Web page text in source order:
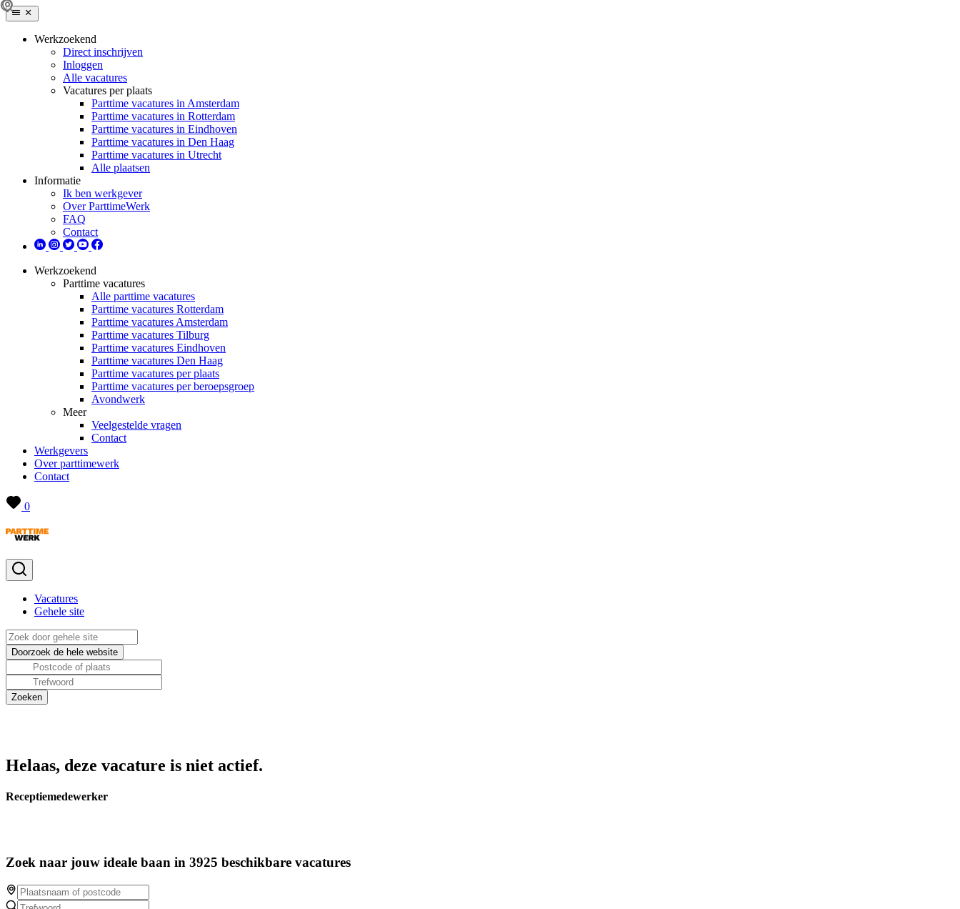
Werkzoekend
Direct inschrijven
Inloggen
Alle vacatures
Vacatures per plaats
Parttime vacatures in Amsterdam
Parttime vacatures in Rotterdam
Parttime vacatures in Eindhoven
Parttime vacatures in Den Haag
Parttime vacatures in Utrecht
Alle plaatsen
Informatie
Ik ben werkgever
Over ParttimeWerk
FAQ
Contact
Werkzoekend
Parttime vacatures
Alle parttime vacatures
Parttime vacatures Rotterdam
Parttime vacatures Amsterdam
Parttime vacatures Tilburg
Parttime vacatures Eindhoven
Parttime vacatures Den Haag
Parttime vacatures per plaats
Parttime vacatures per beroepsgroep
Avondwerk
Meer
Veelgestelde vragen
Contact
Werkgevers
Over parttimewerk
Contact
0
Vacatures
Gehele site
Helaas, deze vacature is niet actief.
Receptiemedewerker
Zoek naar jouw ideale baan in 3925 beschikbare vacatures